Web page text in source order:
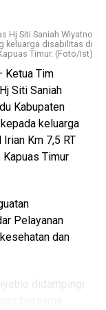
nilai-nilai
karakter
Pancasila
dan
Yunabut
tindak lanjut
Pancasila
Cara
Pancasila
BPIP Nomor 3
Hj Siti Saniah Wiyatno
keluarga disabilitas di
Timur. (Foto/Ist)
Ketua Tim
Siti Saniah
Kabupaten
keluarga
Km 7,5 RT
Timur
Pelayanan
dan
didampingi